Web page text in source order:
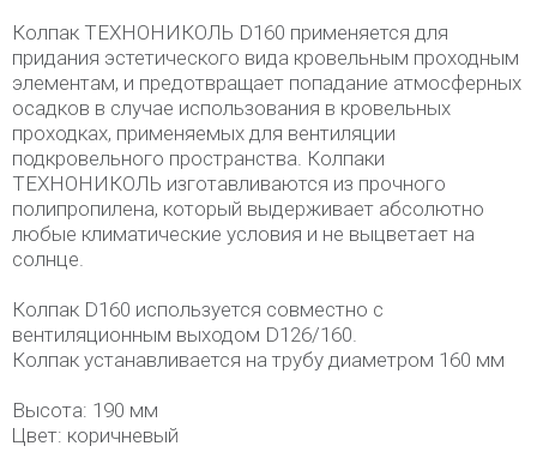
Колпак ТЕХНОНИКОЛЬ D160 применяется для
придания эстетического вида кровельным проходным
элементам, и предотвращает попадание атмосферных
осадков в случае использования в кровельных
проходках, применяемых для вентиляции
подкровельного пространства. Колпаки
ТЕХНОНИКОЛЬ изготавливаются из прочного
полипропилена, который выдерживает абсолютно
любые климатические условия и не выцветает на
солнце.
Колпак D160 используется совместно с
вентиляционным выходом D126/160.
Колпак устанавливается на трубу диаметром 160 мм
Высота: 190 мм
Цвет: коричневый